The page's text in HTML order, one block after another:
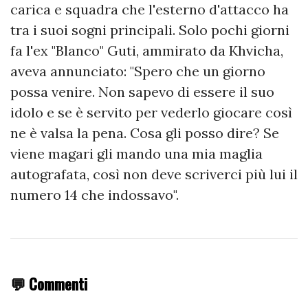
carica e squadra che l'esterno d'attacco ha
tra i suoi sogni principali. Solo pochi giorni
fa l'ex "Blanco" Guti, ammirato da Khvicha,
aveva annunciato: "Spero che un giorno
possa venire. Non sapevo di essere il suo
idolo e se è servito per vederlo giocare così
ne è valsa la pena. Cosa gli posso dire? Se
viene magari gli mando una mia maglia
autografata, così non deve scriverci più lui il
numero 14 che indossavo".
💬 Commenti